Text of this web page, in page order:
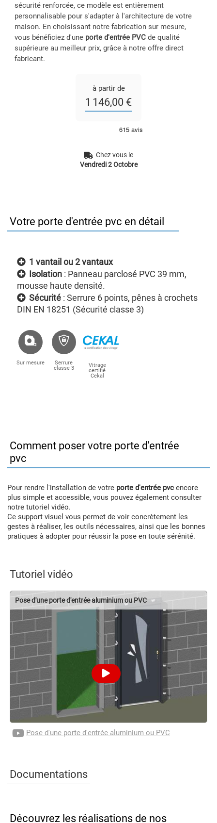
sécurité renforcée, ce modèle est entièrement
personnalisable pour s'adapter à l'architecture de votre
maison. En choisissant notre fabrication sur mesure,
vous bénéficiez d'une porte d'entrée PVC de qualité
supérieure au meilleur prix, grâce à notre offre direct
fabricant.
à partir de
1 146,00 €
Chez vous le
Vendredi 2 Octobre
Votre porte d'entrée pvc en détail
1 vantail ou 2 vantaux
Isolation : Panneau parclosé PVC 39 mm,
mousse haute densité.
Sécurité : Serrure 6 points, pênes à crochets
DIN EN 18251 (Sécurité classe 3)
Sur mesure
Serrure
classe 3
Vitrage
certifié
Cekal
Comment poser votre porte d'entrée
pvc
Pour rendre l'installation de votre porte d'entrée pvc encore
plus simple et accessible, vous pouvez également consulter
notre tutoriel vidéo.
Ce support visuel vous permet de voir concrètement les
gestes à réaliser, les outils nécessaires, ainsi que les bonnes
pratiques à adopter pour réussir la pose en toute sérénité.
Tutoriel vidéo
Pose d'une porte d'entrée aluminium ou PVC
Pose d'une porte d'entrée aluminium ou PVC
Documentations
Découvrez les réalisations de nos